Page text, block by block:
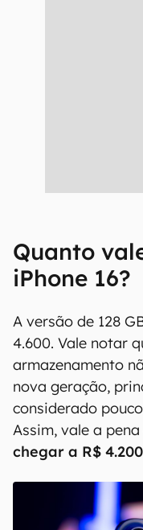
Quanto
iPhone 16?
A versão de 128
4.600. Vale notar
armazenamento
nova geração,
considerado
Assim, vale a
chegar a R$